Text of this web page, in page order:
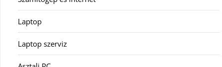
Laptop
Laptop szerviz